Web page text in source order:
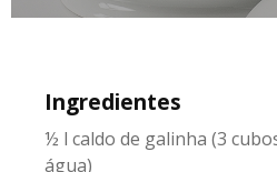
Ingredientes
½ l caldo de galinha (3
água)